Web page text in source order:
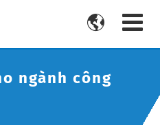

ngành công